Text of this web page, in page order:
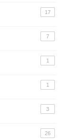
17
7
1
1
3
26